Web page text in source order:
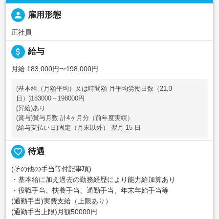
person 雇用形態
正社員
attach_money 給与
月給 183,000円〜198,000円
(基本給（月額平均）又は時間額 月平均労働日数（21.3
日）)183000～198000円
(昇給)あり
(賞与)賞与月数 計4ヶ月分（前年度実績）
(給与支払い日)固定（月末以外） 翌月 15 日
favorite_border 待遇
(その他の手当等付記事項)
・基本給に加え過去の勤務経歴により能力給加算あり
・役職手当、扶養手当、通勤手当、年末年始手当等
(通勤手当)実費支給（上限あり）
(通勤手当上限)月額50000円